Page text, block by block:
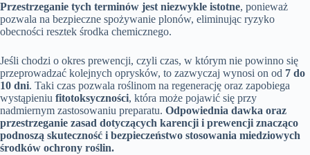
Przestrzeganie tych terminów jest niezwykle istotne, ponieważ
pozwala na bezpieczne spożywanie plonów, eliminując ryzyko
obecności resztek środka chemicznego.
Jeśli chodzi o okres prewencji, czyli czas, w którym nie powinno się
przeprowadzać kolejnych oprysków, to zazwyczaj wynosi on od 7 do
10 dni. Taki czas pozwala roślinom na regenerację oraz zapobiega
wystąpieniu fitotoksyczności, która może pojawić się przy
nadmiernym zastosowaniu preparatu. Odpowiednia dawka oraz
przestrzeganie zasad dotyczących karencji i prewencji znacząco
podnoszą skuteczność i bezpieczeństwo stosowania miedziowych
środków ochrony roślin.